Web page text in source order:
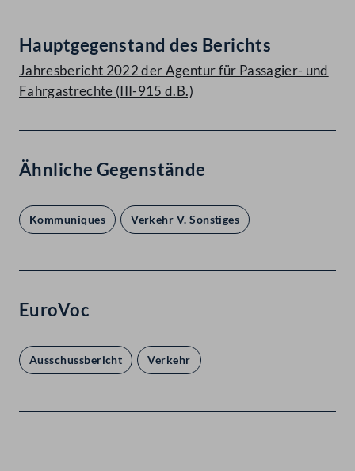
Hauptgegenstand des Berichts
Jahresbericht 2022 der Agentur für Passagier- und
Fahrgastrechte (III-915 d.B.)
Ähnliche Gegenstände
Kommuniques Verkehr V. Sonstiges
EuroVoc
Ausschussbericht Verkehr